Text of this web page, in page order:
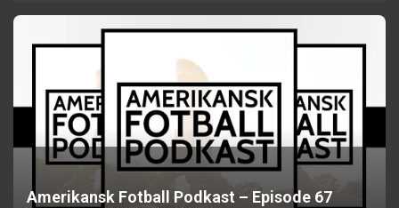
Amerikansk Fotball Podkast – Episode 67